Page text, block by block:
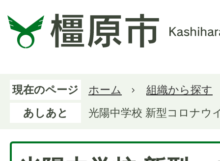
現在のページ ホーム
組織から探す
あしあと
光陽中学校 新型コロナウ